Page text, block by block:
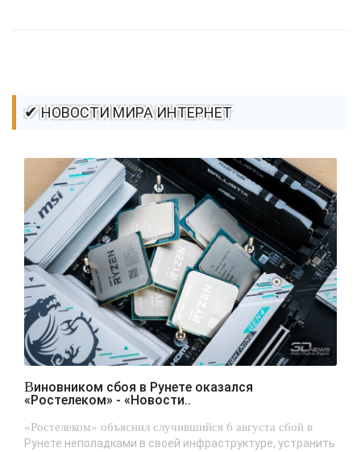
✔ НОВОСТИ МИРА ИНТЕРНЕТ
Виновником сбоя в Рунете оказался
«Ростелеком» - «Новости..
«Ростелеком» объяснил случившийся 6 августа сбой в
Рунете неполадками в своей инфраструктуре, устранить